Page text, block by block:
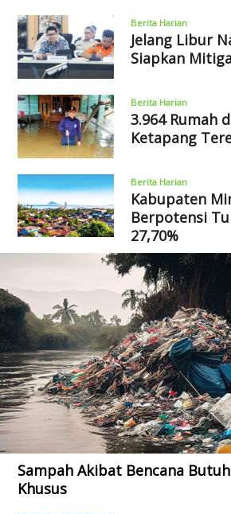
Berita Harian
Jelang Libur
Siapkan
Berita Harian
3.964 Rumah
Ketapang
Berita Harian
Kabupaten
Berpotensi
27,70%
Sampah Akibat Bencana
Khusus